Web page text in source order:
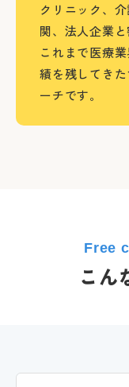
クリニック、
関、法人企業
これまで医療
績を残してき
ーチです。
Free
こん